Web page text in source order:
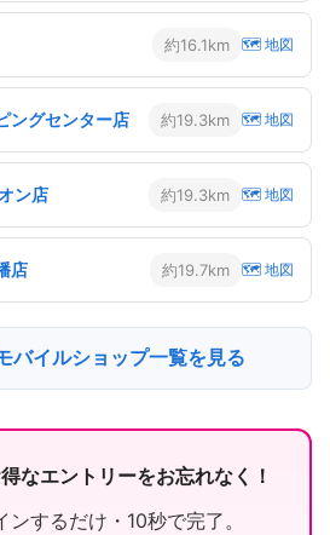
約16.1km 🗺 地図
ングセンター店 約19.3km 🗺 地図
ン店 約19.3km 🗺 地図
店 約19.7km 🗺 地図
バイルショップ一覧を見る
なエントリーをお忘れなく！
するだけ・10秒で完了。